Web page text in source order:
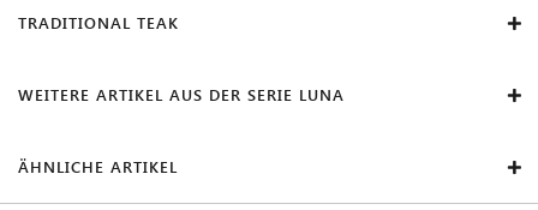
TRADITIONAL TEAK
WEITERE ARTIKEL AUS DER SERIE LUNA
ÄHNLICHE ARTIKEL